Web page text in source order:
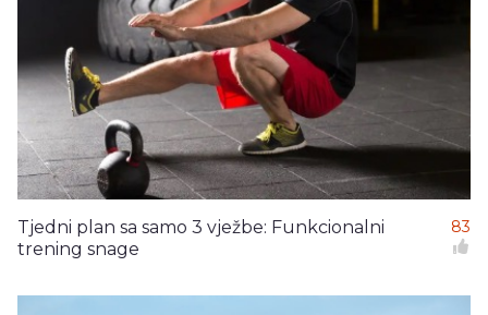
Tjedni plan sa samo 3 vježbe: Funkcionalni
trening snage
83